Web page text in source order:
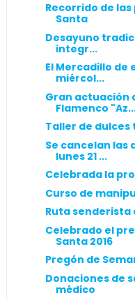
Recorrido de
Santa
Desayuno
integr...
El Mercadillo de
miércol...
Gran actuación
Flamenco
Taller de dulces
Se cancelan las
lunes 21 ...
Celebrada la
Curso de
Ruta senderista
Celebrado el
Santa 2016
Pregón de
Donaciones de
médico